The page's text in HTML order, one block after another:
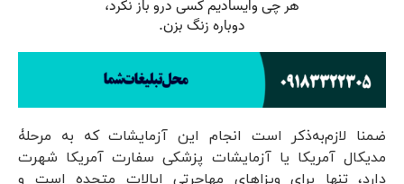
ضمنا لازم‌به‌ذکر است انجام این آزمایشات که به مرحلۀ
مدیکال آمریکا یا آزمایشات پزشکی سفارت آمریکا شهرت
دارد، تنها برای ویزاهای مهاجرتی ایالات متحده است و